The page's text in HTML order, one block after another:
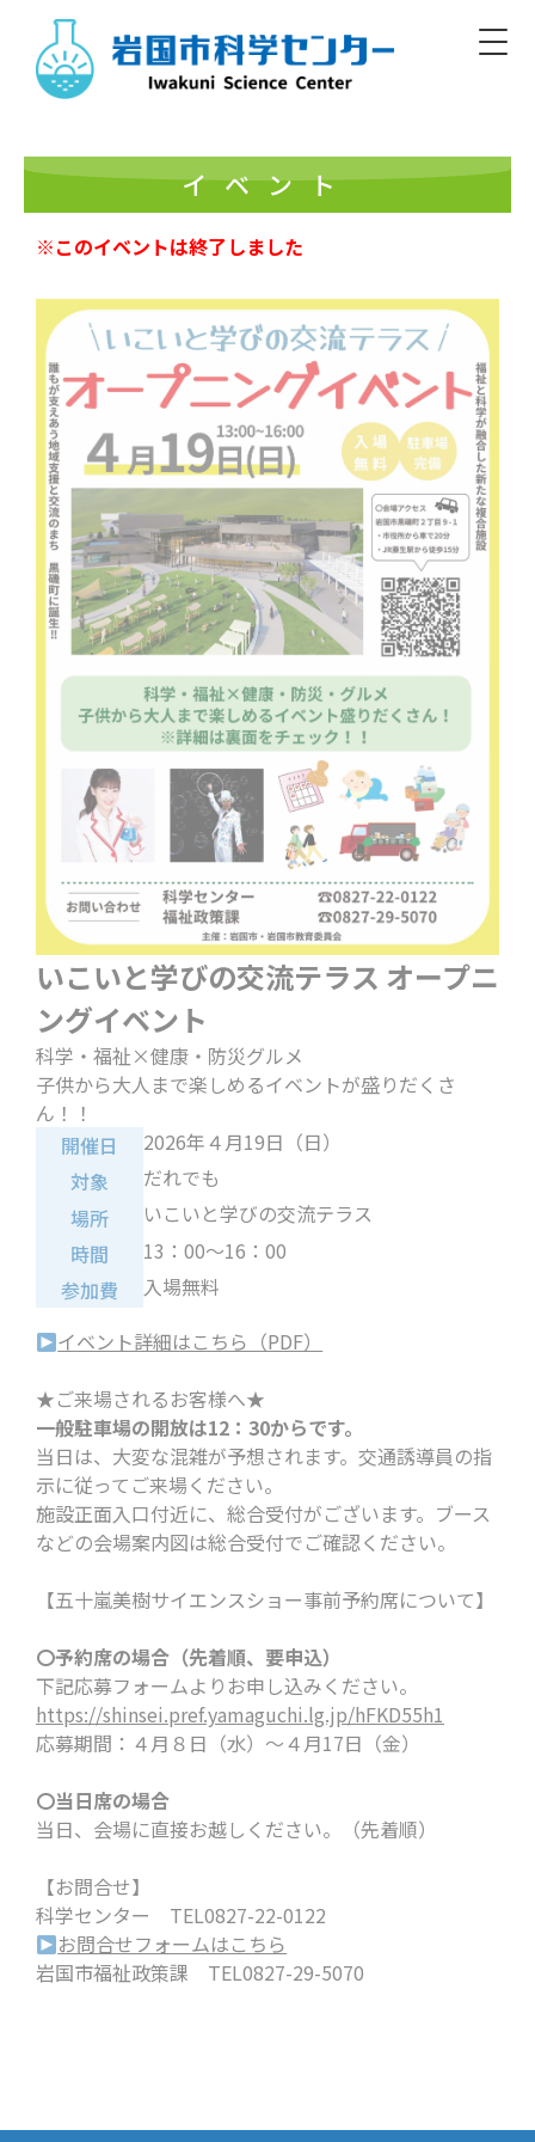
content
開館／9:00～17:00 休館／毎週月曜
文字 標準 大 色 白 黒
イベント
※このイベントは終了しました
いこいと学びの交流テラス オープニ
ングイベント
科学・福祉×健康・防災グルメ
子供から大人まで楽しめるイベントが盛りだくさ
ん！！
開催日
2026年４月19日（日）
対象
だれでも
場所
いこいと学びの交流テラス
時間
13：00～16：00
参加費
入場無料
イベント詳細はこちら（PDF）
★ご来場されるお客様へ★
一般駐車場の開放は12：30からです。
当日は、大変な混雑が予想されます。交通誘導員の指
示に従ってご来場ください。
施設正面入口付近に、総合受付がございます。ブース
などの会場案内図は総合受付でご確認ください。
【五十嵐美樹サイエンスショー事前予約席について】
〇予約席の場合（先着順、要申込）
下記応募フォームよりお申し込みください。
https://shinsei.pref.yamaguchi.lg.jp/hFKD55h1
応募期間：４月８日（水）～４月17日（金）
〇当日席の場合
当日、会場に直接お越しください。（先着順）
【お問合せ】
科学センター TEL0827-22-0122
お問合せフォームはこちら
岩国市福祉政策課 TEL0827-29-5070